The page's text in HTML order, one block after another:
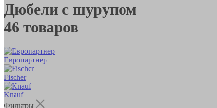
Дюбели с шурупом
46 товаров
Европартнер
Fischer
Knauf
Фильтры